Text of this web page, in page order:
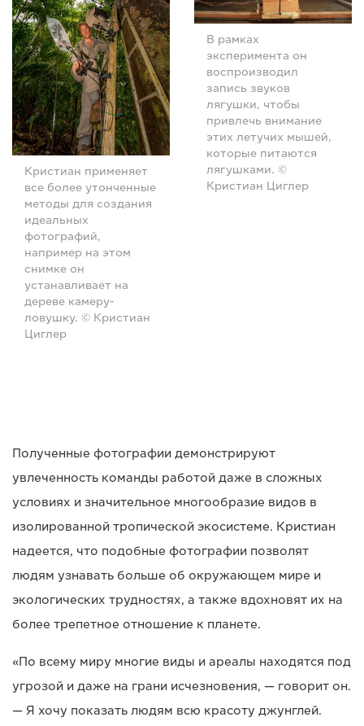
Кристиан применяет
все более утонченные
методы для создания
идеальных
фотографий,
например на этом
снимке он
устанавливает на
дереве камеру-
ловушку. © Кристиан
Циглер
В рамках
эксперимента он
воспроизводил
запись звуков
лягушки, чтобы
привлечь внимание
этих летучих мышей,
которые питаются
лягушками. ©
Кристиан Циглер
Полученные фотографии демонстрируют
увлеченность команды работой даже в сложных
условиях и значительное многообразие видов в
изолированной тропической экосистеме. Кристиан
надеется, что подобные фотографии позволят
людям узнавать больше об окружающем мире и
экологических трудностях, а также вдохновят их на
более трепетное отношение к планете.
«По всему миру многие виды и ареалы находятся под
угрозой и даже на грани исчезновения, — говорит он.
— Я хочу показать людям всю красоту джунглей.